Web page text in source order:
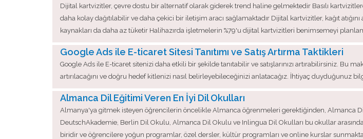
Dijital kartvizitler, çevre dostu bir alternatif olarak giderek trend haline gelmektedir Basılı
daha kolay dağıtılabilir ve daha çekici bir iletişim aracı sağlamaktadır Dijital kartvizitler, kağıt
kaynakları da daha az tüketir Halihazırda işletmelerin %79'u dijital kartvizitleri benimsemeyi
Google Ads ile E-ticaret Sitesi Tanıtımı ve Satış Artırma Taktikleri
Google Ads ile E-ticaret sitenizi daha etkili bir şekilde tanıtabilir ve satışlarınızı artırabilirsiniz. Bu
artırılacağını ve doğru hedef kitlenizi nasıl belirleyebileceğinizi anlatacağız. İhtiyaç duyduğunuz
Almanca Dil Eğitimi Veren En İyi Dil Okulları
Almanya'ya gitmek isteyen öğrencilerin öncelikle Almanca öğrenmeleri gerektiğinden, Almanca
DeutschAkademie, Berlin Dil Okulu, Almanca Dil Okulu ve Inlingua Dil Okulları bu okullar
biridir ve öğrencilere yoğun programlar, özel dersler, kültür programları ve online kurslar